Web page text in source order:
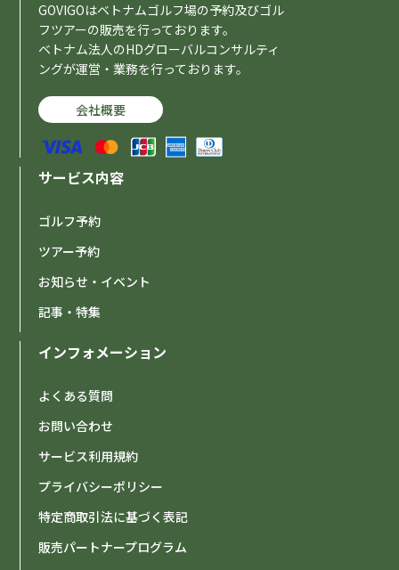
2026-03-17
AIゴルフ予約コンシェルジュ機能リリースのお知らせ
【重要】ガソリン価格高騰に伴う交通費改定のお知ら
せ
2026-02-11
【重要】テト（旧正月）期間中のカスタマーサポート
2026-01-30
【終了】システムメンテナンス終了のお知らせ（2026
年1月2日）
【重要】システムメンテナンスのお知らせ（2026年1
月2日）
GOVIGOはベトナムゴルフ場の予約及びゴル
フツアーの販売を行っております。
ベトナム法人のHDグローバルコンサルティ
ングが運営・業務を行っております。
会社概要
サービス内容
ゴルフ予約
ツアー予約
お知らせ・イベント
記事・特集
インフォメーション
よくある質問
お問い合わせ
サービス利用規約
プライバシーポリシー
特定商取引法に基づく表記
販売パートナープログラム